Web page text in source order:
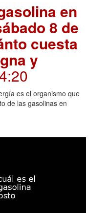
en
8 de
cuesta
y
es el organismo que
de las gasolinas en